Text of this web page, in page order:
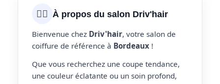
💇‍♀️ À propos du salon Driv'hair
Bienvenue chez Driv'hair, votre salon de
coiffure de référence à Bordeaux !
Que vous recherchez une coupe tendance,
une couleur éclatante ou un soin profond,